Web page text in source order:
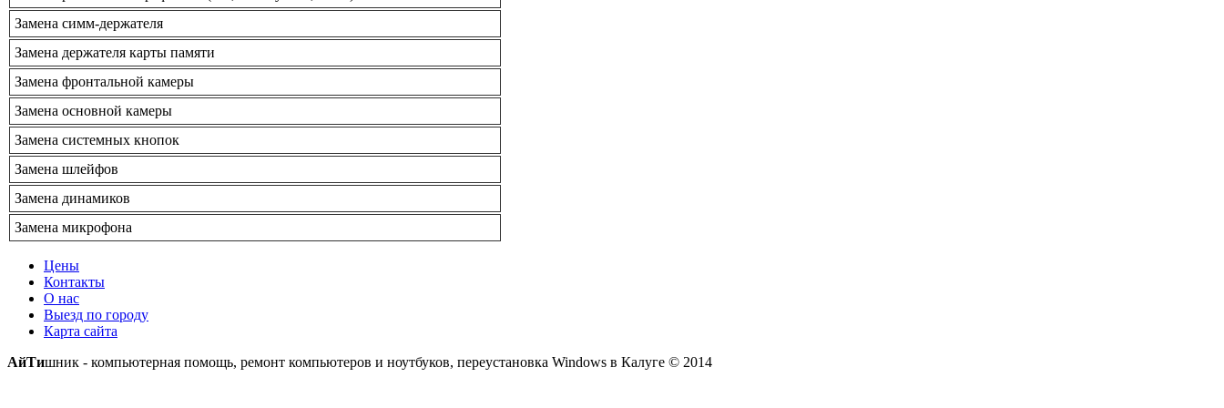
Замена симм-держателя
Замена держателя карты памяти
Замена фронтальной камеры
Замена основной камеры
Замена системных кнопок
Замена шлейфов
Замена динамиков
Замена микрофона
Цены
Контакты
О нас
Выезд по городу
Карта сайта
АйТишник - компьютерная помощь, ремонт компьютеров и ноутбуков, переустановка Windows в Калуге © 2014